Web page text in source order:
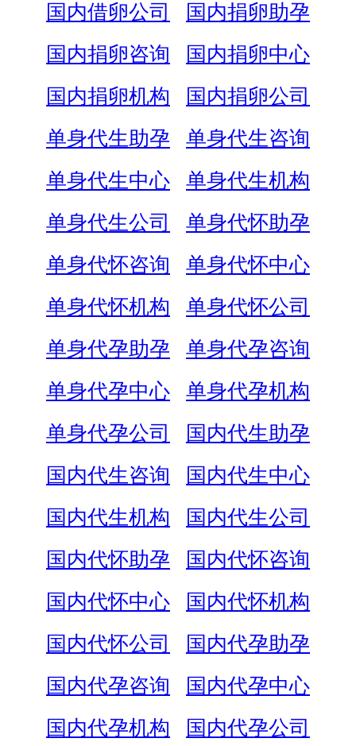
国内借卵公司
国内捐卵助孕
国内捐卵咨询
国内捐卵中心
国内捐卵机构
国内捐卵公司
单身代生助孕
单身代生咨询
单身代生中心
单身代生机构
单身代生公司
单身代怀助孕
单身代怀咨询
单身代怀中心
单身代怀机构
单身代怀公司
单身代孕助孕
单身代孕咨询
单身代孕中心
单身代孕机构
单身代孕公司
国内代生助孕
国内代生咨询
国内代生中心
国内代生机构
国内代生公司
国内代怀助孕
国内代怀咨询
国内代怀中心
国内代怀机构
国内代怀公司
国内代孕助孕
国内代孕咨询
国内代孕中心
国内代孕机构
国内代孕公司